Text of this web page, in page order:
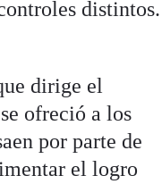
distintos.
dirige el
ofreció a los
por parte de
el logro